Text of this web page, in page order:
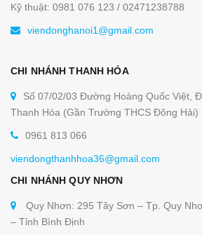
Kỹ thuật: 0981 076 123 / 02471238788
viendonghanoi1@gmail.com
CHI NHÁNH THANH HÓA
Số 07/02/03 Đường Hoàng Quốc Việt,
Thanh Hóa (Gần Trường THCS Đông Hải)
0961 813 066
viendongthanhhoa36@gmail.com
CHI NHÁNH QUY NHƠN
Quy Nhơn: 295 Tây Sơn – Tp. Quy
– Tỉnh Bình Định